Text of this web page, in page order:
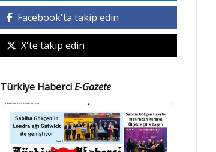
Facebook'ta takip edin
X'te takip edin
Türkiye HaberciE-Gazete